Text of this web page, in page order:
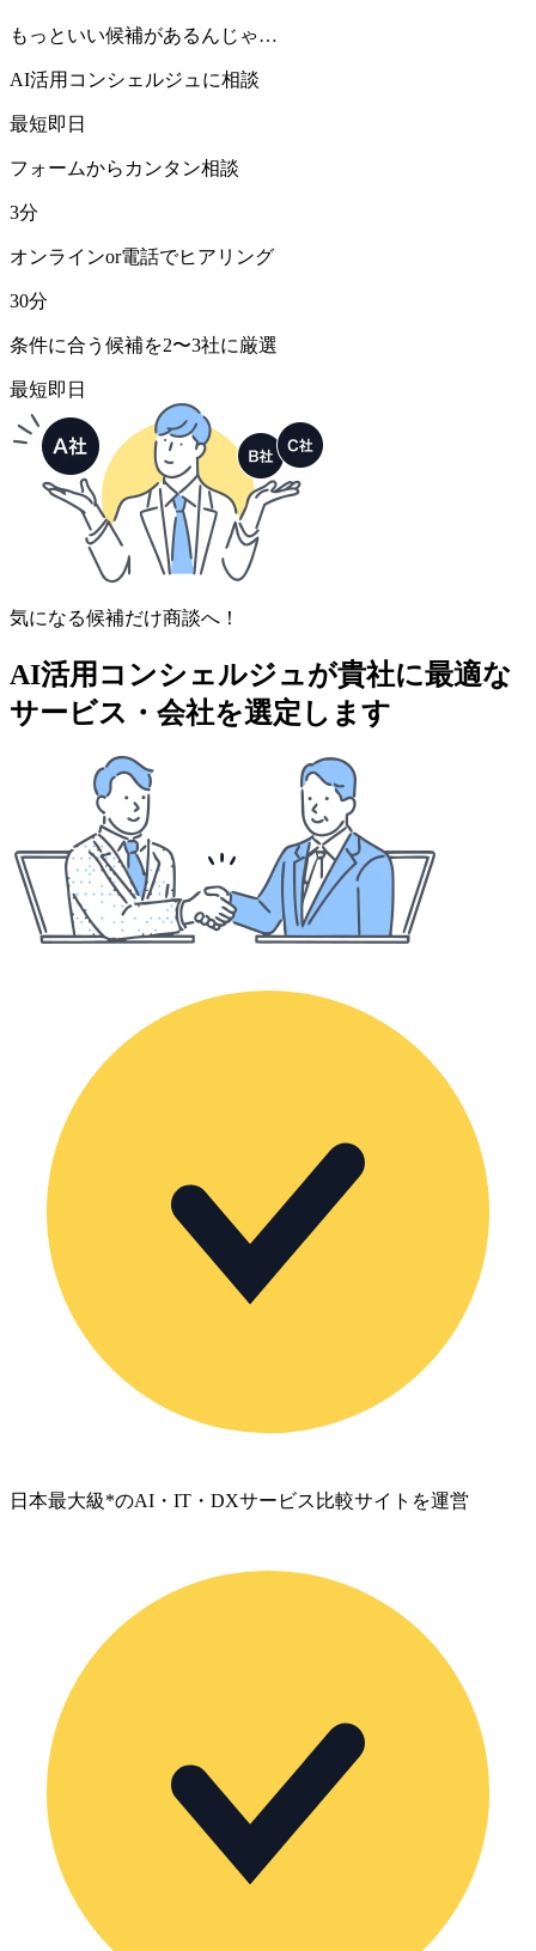
もっといい候補があるんじゃ…
AI活用コンシェルジュに相談
最短即日
フォームからカンタン相談
3分
オンラインor電話でヒアリング
30分
条件に合う候補を2〜3社に厳選
最短即日
気になる候補だけ商談へ！
AI活用コンシェルジュが貴社に最適な
サービス・会社を選定します
日本最大級*のAI・IT・DXサービス比較サイトを運営